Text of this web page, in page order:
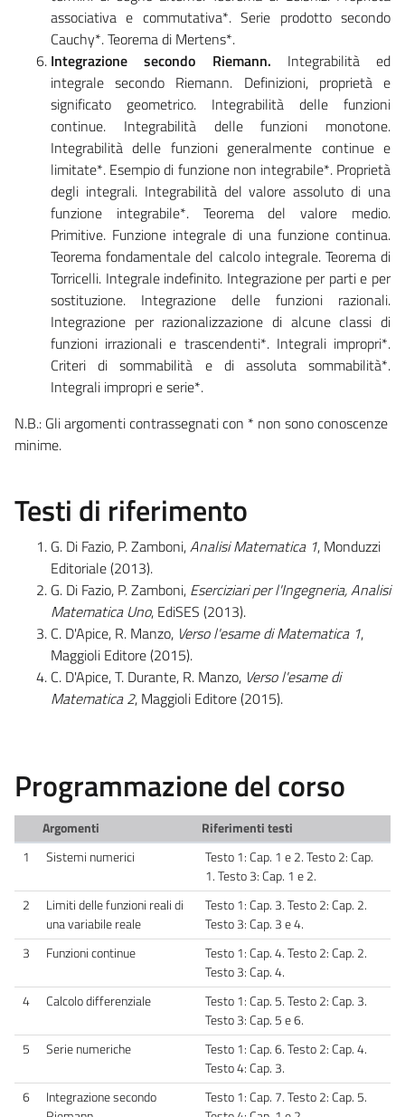
associativa e commutativa*. Serie prodotto secondo
Cauchy*. Teorema di Mertens*.
Integrazione secondo Riemann. Integrabilità ed
integrale secondo Riemann. Definizioni, proprietà e
significato geometrico. Integrabilità delle funzioni
continue. Integrabilità delle funzioni monotone.
Integrabilità delle funzioni generalmente continue e
limitate*. Esempio di funzione non integrabile*. Proprietà
degli integrali. Integrabilità del valore assoluto di una
funzione integrabile*. Teorema del valore medio.
Primitive. Funzione integrale di una funzione continua.
Teorema fondamentale del calcolo integrale. Teorema di
Torricelli. Integrale indefinito. Integrazione per parti e per
sostituzione. Integrazione delle funzioni razionali.
Integrazione per razionalizzazione di alcune classi di
funzioni irrazionali e trascendenti*. Integrali impropri*.
Criteri di sommabilità e di assoluta sommabilità*.
Integrali impropri e serie*.
N.B.: Gli argomenti contrassegnati con * non sono conoscenze
minime.
Testi di riferimento
G. Di Fazio, P. Zamboni,Analisi Matematica 1, Monduzzi
Editoriale (2013).
G. Di Fazio, P. Zamboni, Eserciziari per l'Ingegneria, Analisi
Matematica Uno, EdiSES (2013).
C. D'Apice, R. Manzo, Verso l'esame di Matematica 1,
Maggioli Editore (2015).
C. D'Apice, T. Durante, R. Manzo, Verso l'esame di
Matematica 2, Maggioli Editore (2015).
Programmazione del corso
Argomenti
Riferimenti testi
1
Sistemi numerici
Testo 1: Cap. 1 e 2. Testo 2: Cap.
1. Testo 3: Cap. 1 e 2.
2
Limiti delle funzioni reali di
una variabile reale
Testo 1: Cap. 3. Testo 2: Cap. 2.
Testo 3: Cap. 3 e 4.
3
Funzioni continue
Testo 1: Cap. 4. Testo 2: Cap. 2.
Testo 3: Cap. 4.
4
Calcolo differenziale
Testo 1: Cap. 5. Testo 2: Cap. 3.
Testo 3: Cap. 5 e 6.
5
Serie numeriche
Testo 1: Cap. 6. Testo 2: Cap. 4.
Testo 4: Cap. 3.
6
Integrazione secondo
Testo 1: Cap. 7. Testo 2: Cap. 5.